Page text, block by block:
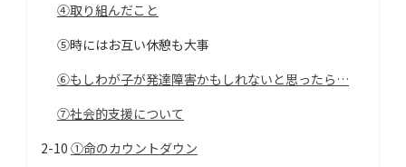
④取り組んだこと
⑤時にはお互い休憩も大事
⑥もしわが子が発達障害かもしれないと思ったら…
⑦社会的支援について
2-10 ①命のカウントダウン